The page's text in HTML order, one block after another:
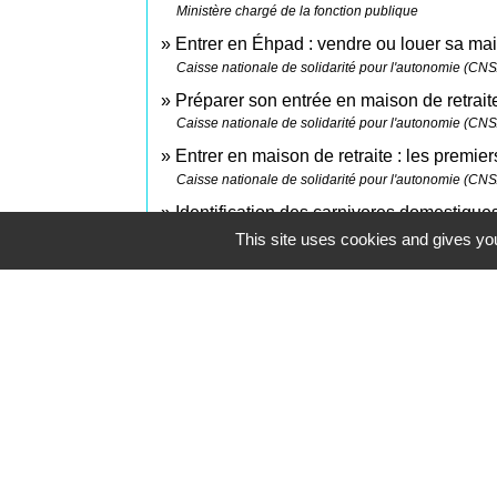
Ministère chargé de la fonction publique
Entrer en Éhpad : vendre ou louer sa
Caisse nationale de solidarité pour l'autonomie
Préparer son entrée en maison de
Caisse nationale de solidarité pour l'autonomie
Entrer en maison de retraite : les
Caisse nationale de solidarité pour l'autonomie
Identification des carnivores
Société d'identification des carnivores domestiques
This site uses cookies and gives